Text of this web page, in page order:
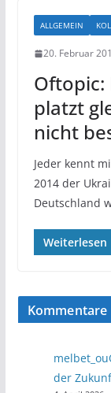
ALLGEMEIN
20. Februar
Oftopic:
platzt
nicht
Jeder kennt
2014 der
Deutschland
Weiterlesen
Kommentare
der